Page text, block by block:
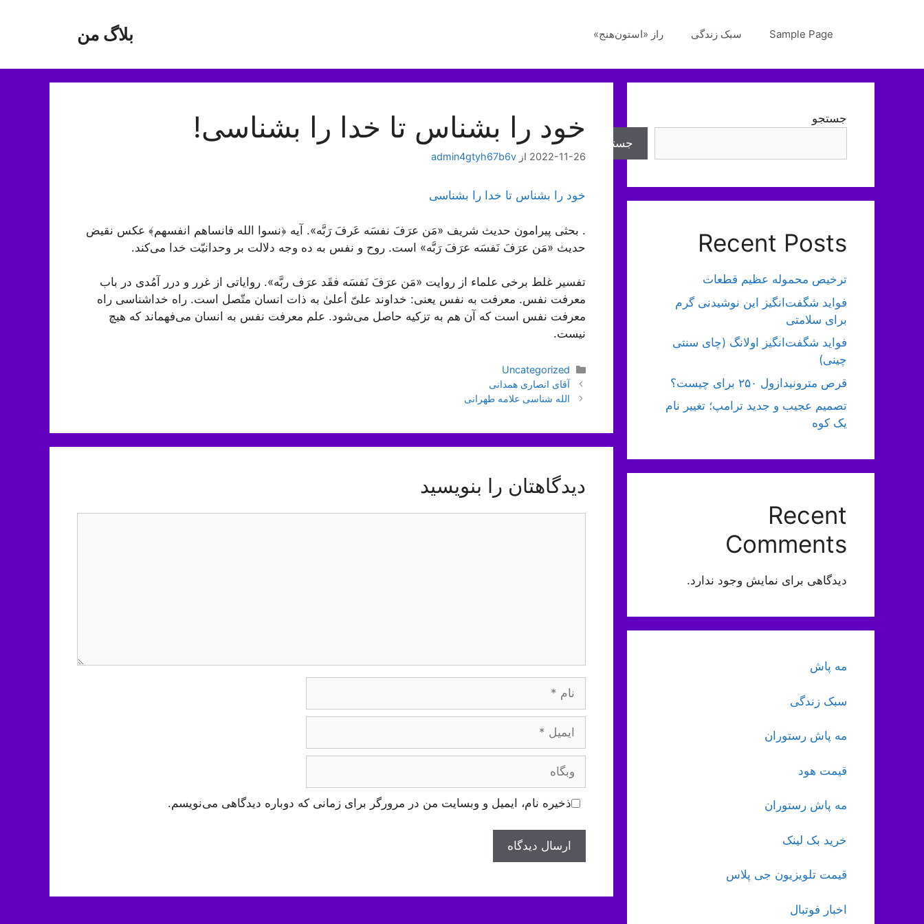
بلاگ من Sample Page سبک زندگی راز «استون‌هنج»
خود را بشناس تا خدا را بشناسی!
2022-11-26 از admin4gtyh67b6v
خود را بشناس تا خدا را بشناسی
. بحثی پیرامون حدیث شریف «مَن عرَفَ نفسَه عَرفَ رَبَّه». آیه ﴿نسوا الله فانساهم انفسهم﴾ عکس نقیض
حدیث «مَن عرَفَ نَفسَه عرَفَ رَبَّه» است. روح و نفس به ده وجه دلالت بر وحدانیّت خدا می‌کند.
تفسیر غلط برخی علماء از روایت «مَن عرَفَ نَفسَه فقَد عرَف ربَّه». روایاتی از غرر و درر آمُدی در باب
معرفت نفس. معرفت به نفس یعنی: خداوند علیّ أعلیٰ به ذات انسان متّصل است. راه خداشناسی راه
معرفت نفس است که آن هم به تزکیه حاصل می‌شود. علم معرفت نفس به انسان می‌فهماند که هیچ
نیست.
دسته‌ها
Uncategorized
ناوبری
نوشته‌ها
آقای انصاری همدانی
الله شناسی علامه طهرانی
دیدگاهتان را بنویسید
ایمیل
وبگاه
ذخیره نام، ایمیل و وبسایت من در مرورگر برای زمانی که دوباره دیدگاهی می‌نویسم.
جستجو
جستجو
Recent Posts
ترخیص محموله عظیم قطعات
فواید شگفت‌انگیز این نوشیدنی گرم
برای سلامتی
فواید شگفت‌انگیز اولانگ (چای سنتی
چینی)
قرص مترونیدازول ۲۵۰ برای چیست؟
تصمیم عجیب و جدید ترامپ؛ تغییر نام
یک کوه
Recent
Comments
دیدگاهی برای نمایش وجود ندارد.
مه پاش
سبک زندگی
مه پاش رستوران
قیمت هود
مه پاش رستوران
خرید بک لینک
قیمت تلویزیون جی پلاس
اخبار فوتبال